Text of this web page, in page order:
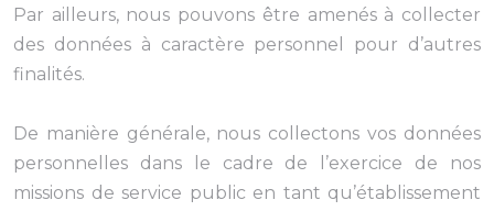
Par ailleurs, nous pouvons être amenés à collecter
des données à caractère personnel pour d’autres
finalités.
De manière générale, nous collectons vos données
personnelles dans le cadre de l’exercice de nos
missions de service public en tant qu’établissement